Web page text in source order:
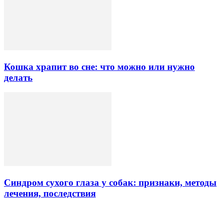
Кошка храпит во сне: что можно или нужно
делать
Синдром сухого глаза у собак: признаки, методы
лечения, последствия